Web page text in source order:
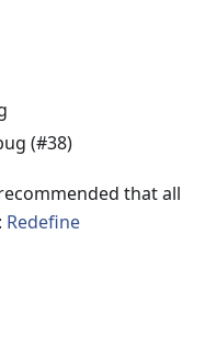
(#38)
that all
Redefine